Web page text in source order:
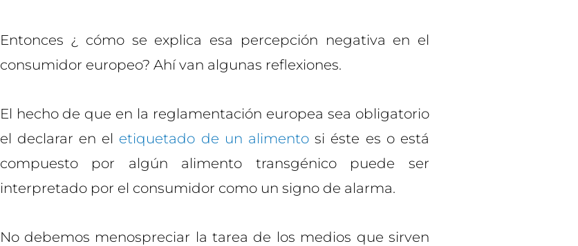
Entonces ¿ cómo se explica esa percepción negativa en el
consumidor europeo? Ahí van algunas reflexiones.
El hecho de que en la reglamentación europea sea obligatorio
el declarar en el etiquetado de un alimentosi éste es o está
compuesto por algún alimento transgénico puede ser
interpretado por el consumidor como un signo de alarma.
No debemos menospreciar la tarea de los medios que sirven